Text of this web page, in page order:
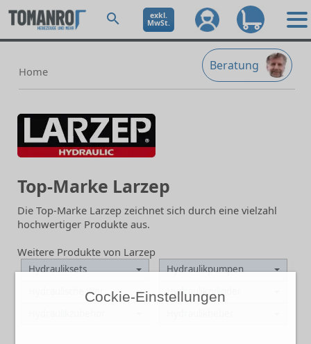
Cockie-Einstellungen
exkl.
MwSt.
Beratung
Home
Top-Marke Larzep
Die Top-Marke Larzep zeichnet sich durch eine vielzahl
hochwertiger Produkte aus.
Weitere Produkte von Larzep
Hydrauliksets
Hydraulikpumpen
Hydraulische Werkzeuge
Hydraulikzylinder